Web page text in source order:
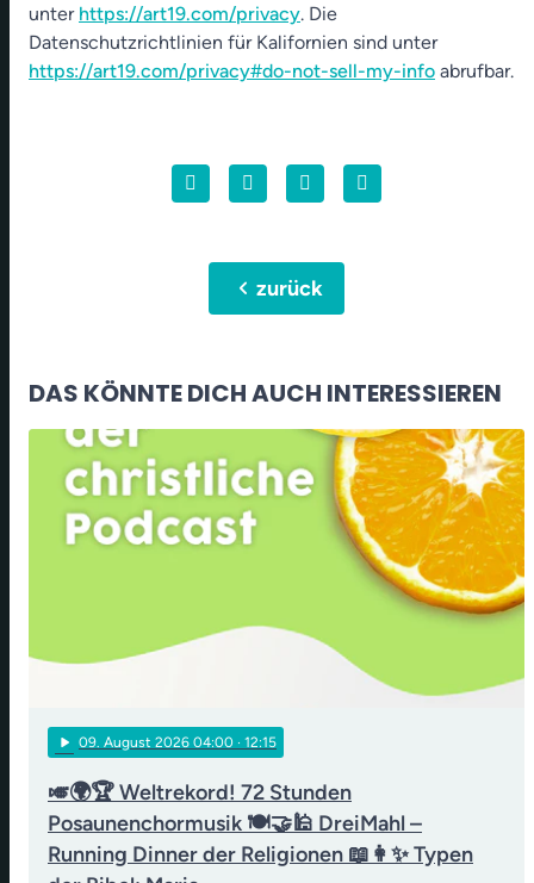
unter https://art19.com/privacy. Die
Datenschutzrichtlinien für Kalifornien sind unter
https://art19.com/privacy#do-not-sell-my-info abrufbar.
chevron_leftzurück
DAS KÖNNTE DICH AUCH INTERESSIEREN
play_arrow 09. August 2026 04:00 · 12:15
🎺🌍🏆 Weltrekord! 72 Stunden
Posaunenchormusik 🍽️🤝🕌 DreiMahl –
Running Dinner der Religionen 📖👩✨ Typen